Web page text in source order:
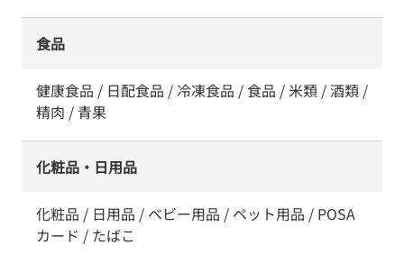
食品
健康食品 / 日配食品 / 冷凍食品 / 食品 / 米類 / 酒類 /
精肉 / 青果
化粧品・日用品
化粧品 / 日用品 / ベビー用品 / ペット用品 / POSA
カード / たばこ